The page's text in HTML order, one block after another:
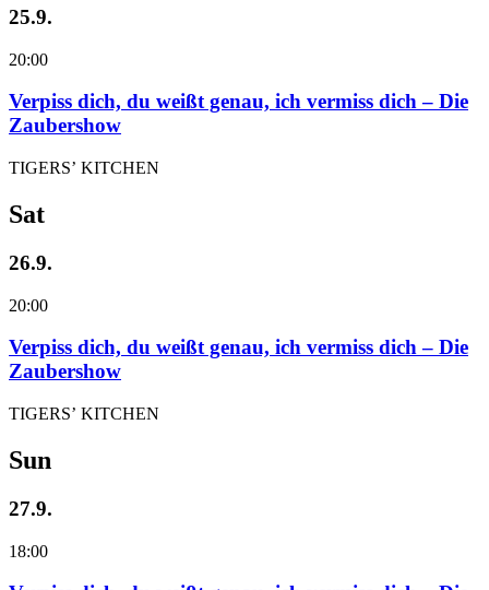
25.9.
20:00
Verpiss dich, du weißt genau, ich vermiss dich – Die
Zaubershow
TIGERS’ KITCHEN
Sat
26.9.
20:00
Verpiss dich, du weißt genau, ich vermiss dich – Die
Zaubershow
TIGERS’ KITCHEN
Sun
27.9.
18:00